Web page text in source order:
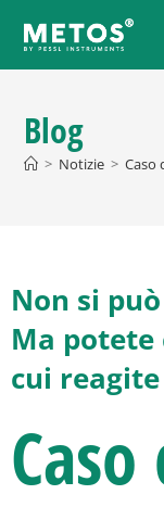
Blog
> Notizie > Caso
Non si
Ma
cui reagite